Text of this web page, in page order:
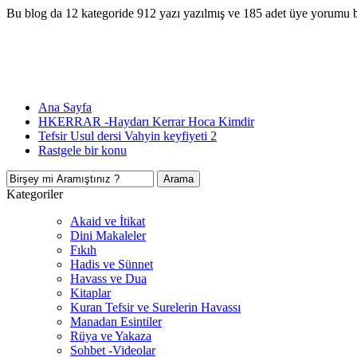
Bu blog da 12 kategoride 912 yazı yazılmış ve 185 adet üye yorumu
Ana Sayfa
HKERRAR -Haydarı Kerrar Hoca Kimdir
Tefsir Usul dersi Vahyin keyfiyeti 2
Rastgele bir konu
Kategoriler
Akaid ve İtikat
Dini Makaleler
Fıkıh
Hadis ve Sünnet
Havass ve Dua
Kitaplar
Kuran Tefsir ve Surelerin Havassı
Manadan Esintiler
Rüya ve Yakaza
Sohbet -Videolar